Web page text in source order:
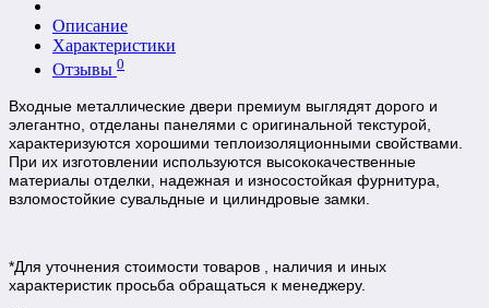
Описание
Характеристики
Отзывы 0
Входные металлические двери премиум выглядят дорого и
элегантно, отделаны панелями с оригинальной текстурой,
характеризуются хорошими теплоизоляционными свойствами.
При их изготовлении используются высококачественные
материалы отделки, надежная и износостойкая фурнитура,
взломостойкие сувальдные и цилиндровые замки.
*Для уточнения стоимости товаров , наличия и иных
характеристик просьба обращаться к менеджеру.